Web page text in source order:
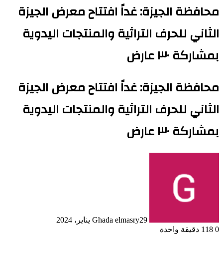
محافظة الجيزة: غداً افتتاح معرض الجيزة
الثاني للحرف التراثية والمنتجات اليدوية
بمشاركة ٣٠ عارض
محافظة الجيزة: غداً افتتاح معرض الجيزة
الثاني للحرف التراثية والمنتجات اليدوية
بمشاركة ٣٠ عارض
Ghada elmasry29 يناير، 2024
0
دقيقة واحدة